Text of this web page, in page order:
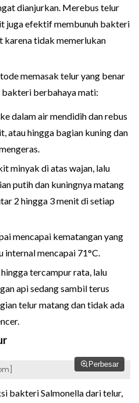
dianjurkan. Merebus telur
juga efektif membunuh bakteri
karena tidak memerlukan
memasak telur yang benar
bakteri berbahaya mati:
dalam air mendidih dan rebus
atau hingga bagian kuning dan
minyak di atas wajan, lalu
putih dan kuningnya matang
2 hingga 3 menit di setiap
mencapai kematangan yang
internal mencapai 71°C.
tercampur rata, lalu
api sedang sambil terus
telur matang dan tidak ada
Perbesar
bakteri Salmonella dari telur,